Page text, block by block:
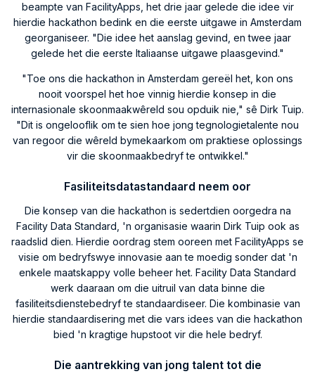
beampte van FacilityApps, het drie jaar gelede die idee vir
hierdie hackathon bedink en die eerste uitgawe in Amsterdam
georganiseer. "Die idee het aanslag gevind, en twee jaar
gelede het die eerste Italiaanse uitgawe plaasgevind."
"Toe ons die hackathon in Amsterdam gereël het, kon ons
nooit voorspel het hoe vinnig hierdie konsep in die
internasionale skoonmaakwêreld sou opduik nie," sê Dirk Tuip.
"Dit is ongelooflik om te sien hoe jong tegnologietalente nou
van regoor die wêreld bymekaarkom om praktiese oplossings
vir die skoonmaakbedryf te ontwikkel."
Fasiliteitsdatastandaard neem oor
Die konsep van die hackathon is sedertdien oorgedra na
Facility Data Standard, 'n organisasie waarin Dirk Tuip ook as
raadslid dien. Hierdie oordrag stem ooreen met FacilityApps se
visie om bedryfswye innovasie aan te moedig sonder dat 'n
enkele maatskappy volle beheer het. Facility Data Standard
werk daaraan om die uitruil van data binne die
fasiliteitsdienstebedryf te standaardiseer. Die kombinasie van
hierdie standaardisering met die vars idees van die hackathon
bied 'n kragtige hupstoot vir die hele bedryf.
Die aantrekking van jong talent tot die